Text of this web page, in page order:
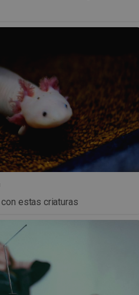
estas criaturas